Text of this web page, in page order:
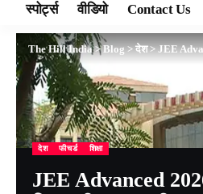
स्पोर्ट्स वीडियो Contact Us
The Hill India>Blog>देश>JEE Advanced 2026 पास
देश फीचर्ड शिक्षा
JEE Advanced